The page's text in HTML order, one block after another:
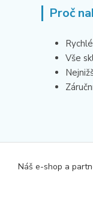
Proč
Vše
Náš e-shop a